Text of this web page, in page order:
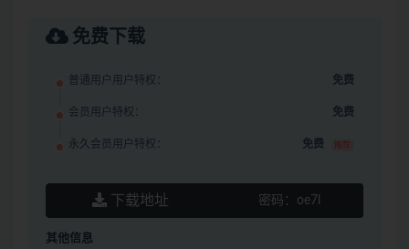
免费下载
普通用户用户特权： 免费
会员用户特权： 免费
永久会员用户特权： 免费 推荐
下载地址 密码： oe7l
其他信息